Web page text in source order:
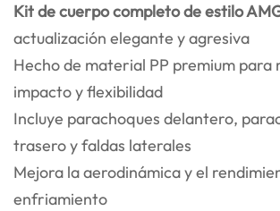
Kit de cuerpo completo de estilo
actualización elegante y agresiva
Hecho de material PP premium para
impacto y flexibilidad
Incluye parachoques delantero,
trasero y faldas laterales
Mejora la aerodinámica y el
enfriamiento